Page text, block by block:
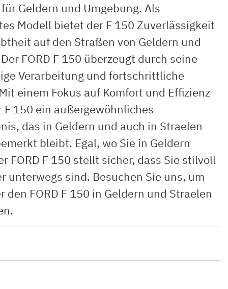
Geldern und Umgebung. Als
Modell bietet der F 150 Zuverlässigkeit
auf den Straßen von Geldern und
FORD F 150 überzeugt durch seine
Verarbeitung und fortschrittliche
einem Fokus auf Komfort und Effizienz
F 150 ein außergewöhnliches
das in Geldern und auch in Straelen
bleibt. Egal, wo Sie in Geldern
FORD F 150 stellt sicher, dass Sie stilvoll
unterwegs sind. Besuchen Sie uns, um
den FORD F 150 in Geldern und Straelen